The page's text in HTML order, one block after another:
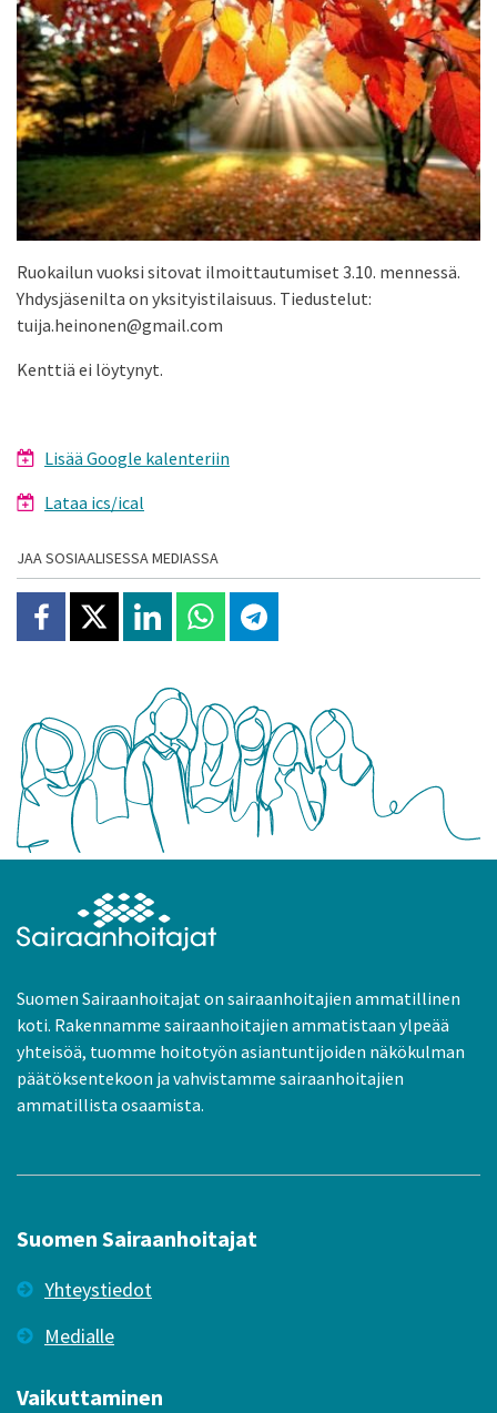
Ruokailun vuoksi sitovat ilmoittautumiset 3.10. mennessä.
Yhdysjäsenilta on yksityistilaisuus. Tiedustelut:
tuija.heinonen@gmail.com
Kenttiä ei löytynyt.
Lisää Google kalenteriin
Lataa ics/ical
JAA SOSIAALISESSA MEDIASSA
Jaa Facebookissa
Jaa X:ssäJaa Linkedinissä
Jaa Whatsappissa
Jaa Telegramissa
Suomen Sairaanhoitajat on sairaanhoitajien ammatillinen
koti. Rakennamme sairaanhoitajien ammatistaan ylpeää
yhteisöä, tuomme hoitotyön asiantuntijoiden näkökulman
päätöksentekoon ja vahvistamme sairaanhoitajien
ammatillista osaamista.
Suomen Sairaanhoitajat
Yhteystiedot
Medialle
Vaikuttaminen